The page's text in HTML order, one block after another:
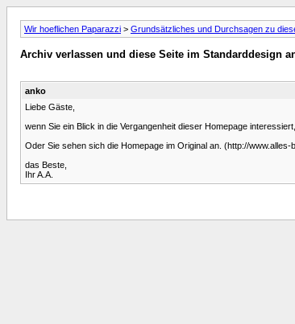
Wir hoeflichen Paparazzi > Grundsätzliches und Durchsagen zu
Archiv verlassen und diese Seite im Standarddesign
anko
Liebe Gäste,
wenn Sie ein Blick in die Vergangenheit dieser Homepage
Oder Sie sehen sich die Homepage im Original an. (http://www.alles-
das Beste,
Ihr A.A.